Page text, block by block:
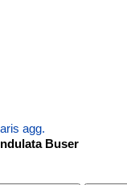
agg.
Buser